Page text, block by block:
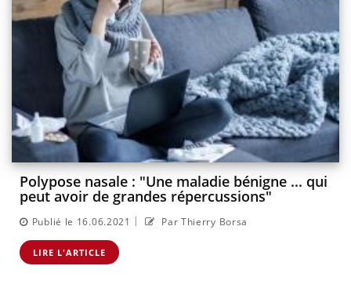
Polypose nasale : "Une maladie bénigne ... qui
peut avoir de grandes répercussions"
Publié le 16.06.2021 | Par Thierry Borsa
LIRE L'ARTICLE